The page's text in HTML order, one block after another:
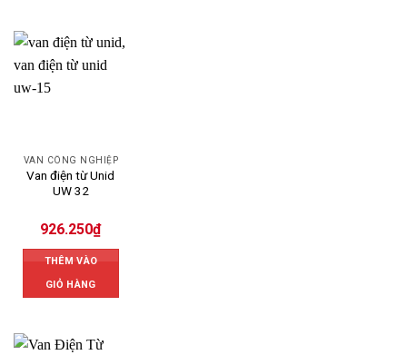
VAN CÔNG NGHIỆP
Van điện từ Unid
UW 32
926.250₫
THÊM VÀO
GIỎ HÀNG